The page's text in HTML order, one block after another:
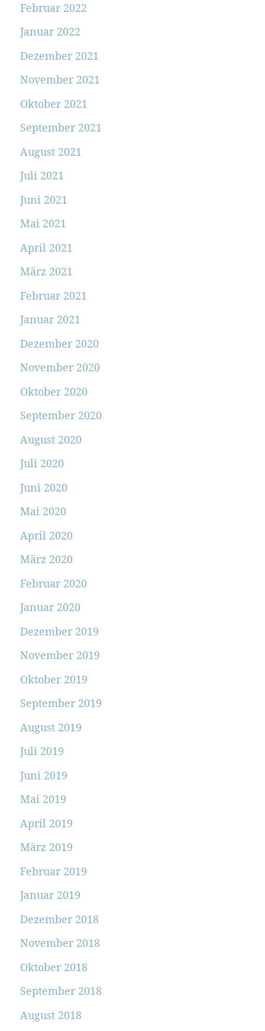
Februar 2022
Januar 2022
Dezember 2021
November 2021
Oktober 2021
September 2021
August 2021
Juli 2021
Juni 2021
Mai 2021
April 2021
März 2021
Februar 2021
Januar 2021
Dezember 2020
November 2020
Oktober 2020
September 2020
August 2020
Juli 2020
Juni 2020
Mai 2020
April 2020
März 2020
Februar 2020
Januar 2020
Dezember 2019
November 2019
Oktober 2019
September 2019
August 2019
Juli 2019
Juni 2019
Mai 2019
April 2019
März 2019
Februar 2019
Januar 2019
Dezember 2018
November 2018
Oktober 2018
September 2018
August 2018